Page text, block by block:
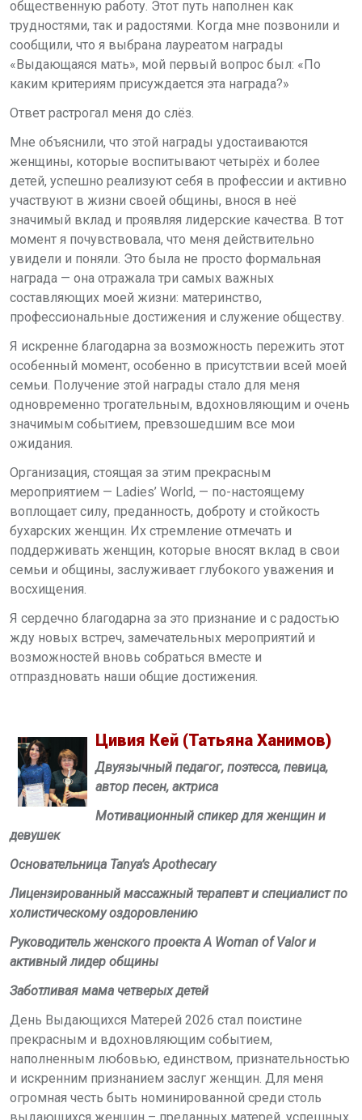
общественную работу. Этот путь наполнен как
трудностями, так и радостями. Когда мне позвонили и
сообщили, что я выбрана лауреатом награды
«Выдающаяся мать», мой первый вопрос был: «По
каким критериям присуждается эта награда?»
Ответ растрогал меня до слёз.
Мне объяснили, что этой награды удостаиваются
женщины, которые воспитывают четырёх и более
детей, успешно реализуют себя в профессии и активно
участвуют в жизни своей общины, внося в неё
значимый вклад и проявляя лидерские качества. В тот
момент я почувствовала, что меня действительно
увидели и поняли. Это была не просто формальная
награда — она отражала три самых важных
составляющих моей жизни: материнство,
профессиональные достижения и служение обществу.
Я искренне благодарна за возможность пережить этот
особенный момент, особенно в присутствии всей моей
семьи. Получение этой награды стало для меня
одновременно трогательным, вдохновляющим и очень
значимым событием, превзошедшим все мои
ожидания.
Организация, стоящая за этим прекрасным
мероприятием — Ladies’ World, — по-настоящему
воплощает силу, преданность, доброту и стойкость
бухарских женщин. Их стремление отмечать и
поддерживать женщин, которые вносят вклад в свои
семьи и общины, заслуживает глубокого уважения и
восхищения.
Я сердечно благодарна за это признание и с радостью
жду новых встреч, замечательных мероприятий и
возможностей вновь собраться вместе и
отпраздновать наши общие достижения.
Цивия Кей (Татьяна Ханимов)
Двуязычный педагог, поэтесса, певица,
автор песен, актриса
Мотивационный спикер для женщин и
девушек
Основательница Tanya’s Apothecary
Лицензированный массажный терапевт и специалист по
холистическому оздоровлению
Руководитель женского проектаA Woman of Valorи
активный лидер общины
Заботливая мама четверых детей
День Выдающихся Матерей 2026 стал поистине
прекрасным и вдохновляющим событием,
наполненным любовью, единством, признательностью
и искренним признанием заслуг женщин. Для меня
огромная честь быть номинированной среди столь